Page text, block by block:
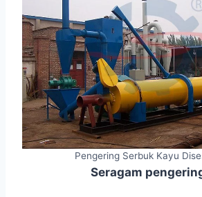
Pengering Serbuk Kayu
Seragam